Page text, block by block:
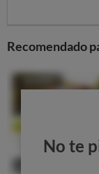
la luz y la
valor de brillo.
significativas
Recomendado
No te